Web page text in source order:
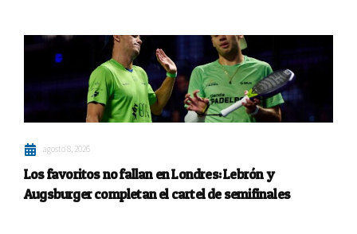
agosto 8, 2026
Los favoritos no fallan en Londres: Lebrón y
Augsburger completan el cartel de semifinales